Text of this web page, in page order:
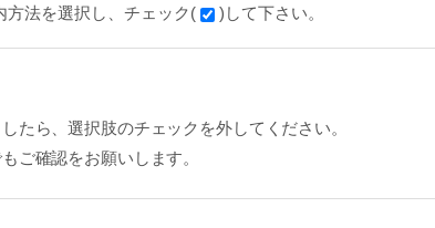
方法を選択し、チェック( )して下さい。
たら、選択肢のチェックを外してください。
ご確認をお願いします。